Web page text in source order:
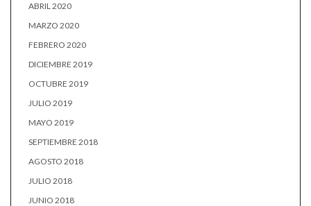
ABRIL 2020
MARZO 2020
FEBRERO 2020
DICIEMBRE 2019
OCTUBRE 2019
JULIO 2019
MAYO 2019
SEPTIEMBRE 2018
AGOSTO 2018
JULIO 2018
JUNIO 2018